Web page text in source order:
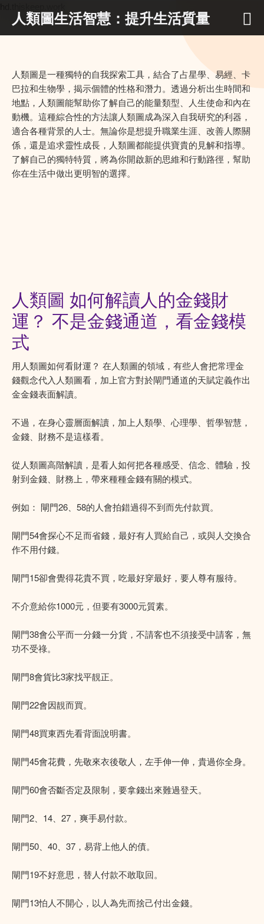
人類圖生活智慧：提升生活質量
人類圖是一種獨特的自我探索工具，結合了占星學、易經、卡
巴拉和生物學，揭示個體的性格和潛力。透過分析出生時間和
地點，人類圖能幫助你了解自己的能量類型、人生使命和內在
動機。這種綜合性的方法讓人類圖成為深入自我研究的利器，
適合各種背景的人士。無論你是想提升職業生涯、改善人際關
係，還是追求靈性成長，人類圖都能提供寶貴的見解和指導。
了解自己的獨特特質，將為你開啟新的思維和行動路徑，幫助
你在生活中做出更明智的選擇。
人類圖 如何解讀人的金錢財
運？ 不是金錢通道，看金錢模
式
用人類圖如何看財運？ 在人類圖的領域，有些人會把常理金
錢觀念代入人類圖看，加上官方對於閘門通道的天賦定義作出
金金錢表面解讀。
不過，在身心靈層面解讀，加上人類學、心理學、哲學智慧，
金錢、財務不是這樣看。
從人類圖高階解讀，是看人如何把各種感受、信念、體驗，投
射到金錢、財務上，帶來種種金錢有關的模式。
例如： 閘門26、58的人會拍錯過得不到而先付款買。
閘門54會探心不足而省錢，最好有人買給自己，或與人交換合
作不用付錢。
閘門15卻會覺得花貴不買，吃最好穿最好，要人尊有服待。
不介意給你1000元，但要有3000元質素。
閘門38會公平而一分錢一分貨，不請客也不須接受中請客，無
功不受祿。
閘門8會貨比3家找平靚正。
閘門22會因靚而買。
閘門48買東西先看背面說明書。
閘門45會花費，先敬來衣後敬人，左手伸一伸，貴過你全身。
閘門60會否斷否定及限制，要拿錢出來難過登天。
閘門2、14、27，爽手易付款。
閘門50、40、37，易背上他人的債。
閘門19不好意思，替人付款不敢取回。
閘門13怕人不開心，以人為先而捨己付出金錢。